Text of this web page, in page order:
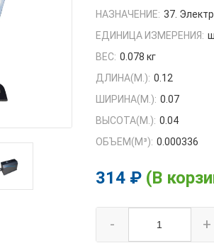
НАЗНАЧЕНИЕ: 37.
ЕДИНИЦА ИЗМЕРЕНИЯ:
ВЕС: 0.078 кг
ДЛИНА(М.): 0.12
ШИРИНА(М.): 0.07
ВЫСОТА(М.): 0.04
ОБЪЕМ(M³): 0.000336
314 ₽ (В
- +